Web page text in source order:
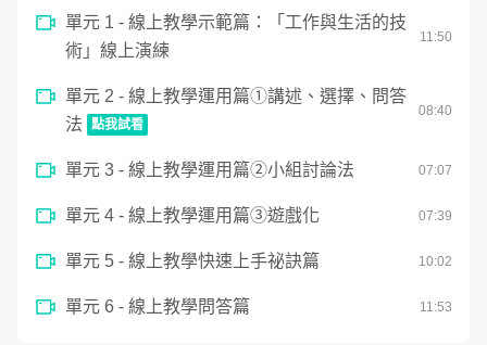
課程內容規劃
些實務在課堂後的心得。
單元 1 - 線上教學示範篇：「工作與生活的技
術」線上演練
11:50
單元 2 - 線上教學運用篇①講述、選擇、問答
法
點我試看
08:40
線上教學運用篇①講述、選擇、問答法
seconds
minutes,
seconds
單元 3 - 線上教學運用篇②小組討論法 07:07
單元 4 - 線上教學運用篇③遊戲化 07:39
單元 5 - 線上教學快速上手祕訣篇 10:02
單元 6 - 線上教學問答篇 11:53